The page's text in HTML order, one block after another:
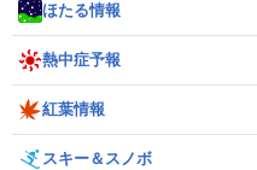
ほたる情報
熱中症予報
紅葉情報
スキー＆スノボ